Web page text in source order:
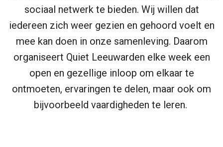
sociaal netwerk te bieden. Wij willen dat
iedereen zich weer gezien en gehoord voelt en
mee kan doen in onze samenleving. Daarom
organiseert Quiet Leeuwarden elke week een
open en gezellige inloop om elkaar te
ontmoeten, ervaringen te delen, maar ook om
bijvoorbeeld vaardigheden te leren.